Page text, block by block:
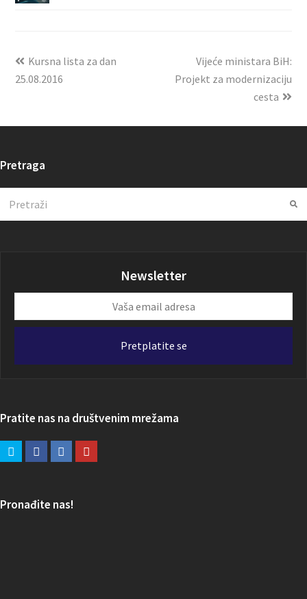
Kursna lista za dan
25.08.2016
Vijeće ministara BiH:
Projekt za modernizaciju
cesta
Pretraga
Newsletter
email
Pretplatite se
Pratite nas na društvenim mrežama
Pronađite nas!